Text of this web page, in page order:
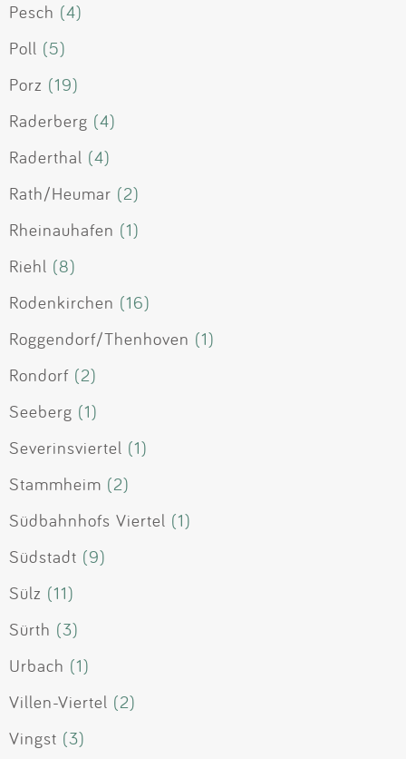
Pesch (4)
Poll (5)
Porz (19)
Raderberg (4)
Raderthal (4)
Rath/Heumar (2)
Rheinauhafen (1)
Riehl (8)
Rodenkirchen (16)
Roggendorf/Thenhoven (1)
Rondorf (2)
Seeberg (1)
Severinsviertel (1)
Stammheim (2)
Südbahnhofs Viertel (1)
Südstadt (9)
Sülz (11)
Sürth (3)
Urbach (1)
Villen-Viertel (2)
Vingst (3)